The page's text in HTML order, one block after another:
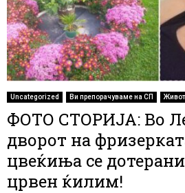
Uncategorized Ви препорачуваме на СП
ФОТО СТОРИЈА: Во
дворот на
цвеќиња се
црвен ќилим!